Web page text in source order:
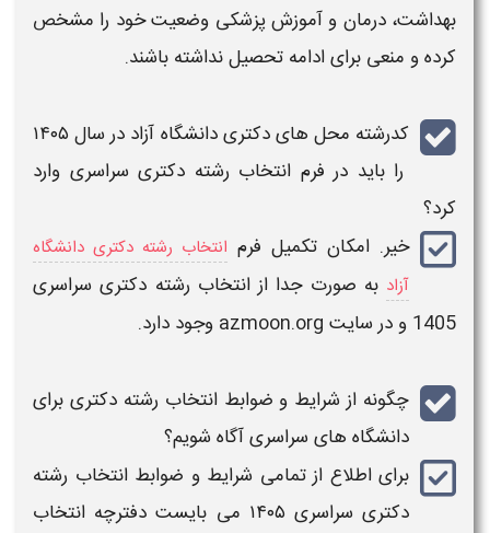
بهداشت، درمان و آموزش پزشكی وضعیت خود را مشخص
کرده و منعی برای ادامه تحصیل نداشته باشند.
کدرشته محل هایدکتریدانشگاه آزاد در سال
را باید در فرم انتخاب رشته دکتری سراسری وارد
کرد؟
خیر. امکان تکمیل فرم انتخاب رشته دکتری دانشگاه
آزاد به صورت جدا ازانتخاب رشته دکتری سراسری
1405 و در سایت azmoon.org وجود دارد.
چگونه از شرایط و ضوابطانتخاب رشته دکتری برای
دانشگاه های سراسریآگاه شویم؟
برای اطلاع از تمامی شرایط و ضوابطانتخاب رشته
دکتری سراسری ۱۴۰۵​
می بایست دفترچه انتخاب